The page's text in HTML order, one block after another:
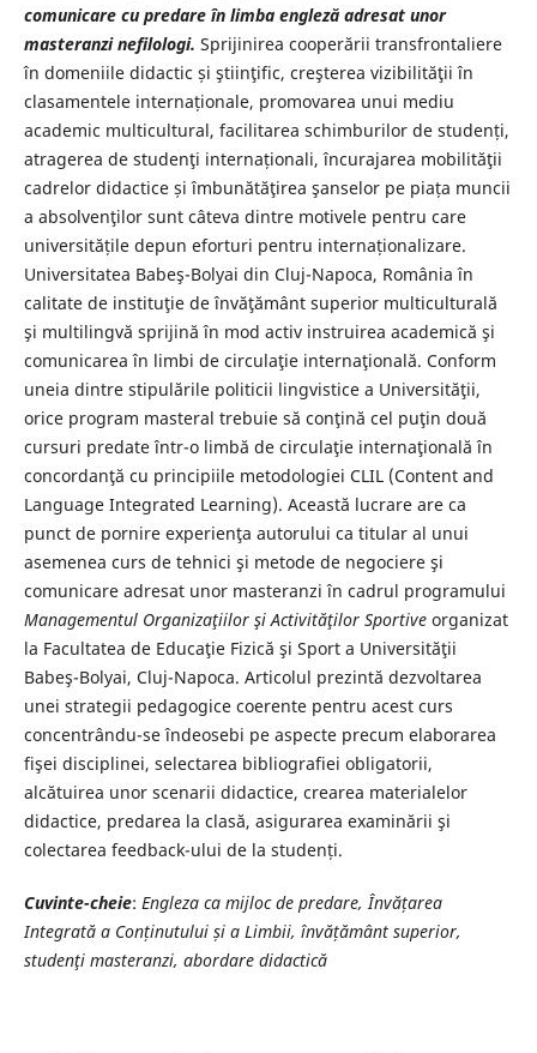
comunicare cu predareîn limba engleză adresat unor
masteranzi nefilologi. Sprijinirea cooperării transfrontaliere
în domeniile didactic și ştiinţific, creşterea vizibilităţii în
clasamentele internaționale, promovarea unui mediu
academic multicultural, facilitarea schimburilor de studenți,
atragerea de studenţi internaționali, încurajarea mobilităţii
cadrelor didactice și îmbunătăţirea şanselor pe piața muncii
a absolvenţilor sunt câteva dintre motivele pentru care
universitățile depun eforturi pentru internaționalizare.
Universitatea Babeş-Bolyai din Cluj-Napoca, România în
calitate de instituţie de învăţământ superior multiculturală
şi multilingvă sprijină în mod activ instruirea academică şi
comunicarea în limbi de circulaţie internaţională. Conform
uneia dintre stipulările politicii lingvistice a Universităţii,
orice program masteral trebuie să conţină cel puţin două
cursuri predate într-o limbă de circulaţie internaţională în
concordanţă cu principiile metodologiei CLIL (Content and
Language Integrated Learning). Această lucrare are ca
punct de pornire experienţa autorului ca titular al unui
asemenea curs de tehnici şi metode de negociere şi
comunicare adresat unor masteranzi în cadrul programului
Managementul Organizaţiilor şi Activităţilor Sportiveorganizat
la Facultatea de Educaţie Fizică şi Sport a Universităţii
Babeş-Bolyai, Cluj-Napoca. Articolul prezintă dezvoltarea
unei strategii pedagogice coerente pentru acest curs
concentrându-se îndeosebi pe aspecte precum elaborarea
fişei disciplinei, selectarea bibliografiei obligatorii,
alcătuirea unor scenarii didactice, crearea materialelor
didactice, predarea la clasă, asigurarea examinării şi
colectarea feedback-ului de la studenți.
Cuvinte-cheie: Engleza ca mijloc de predare, Învățarea
Integrată a Conținutului și a Limbii, învățământ superior,
studenţi masteranzi, abordare didactică